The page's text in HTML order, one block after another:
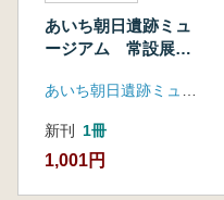
あいち朝日遺跡ミュ
ージアム 常設展示
あいち朝日遺跡ミュージアム
新刊 1冊
1,001円